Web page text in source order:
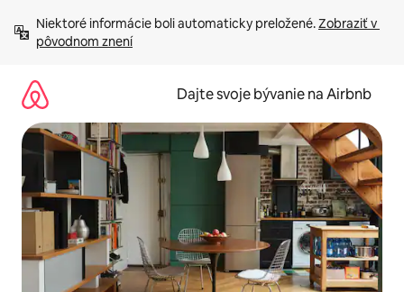
obsah.
Niektoré informácie boli automaticky preložené. Zobraziť v
pôvodnom znení
Dajte svoje bývanie na Airbnb